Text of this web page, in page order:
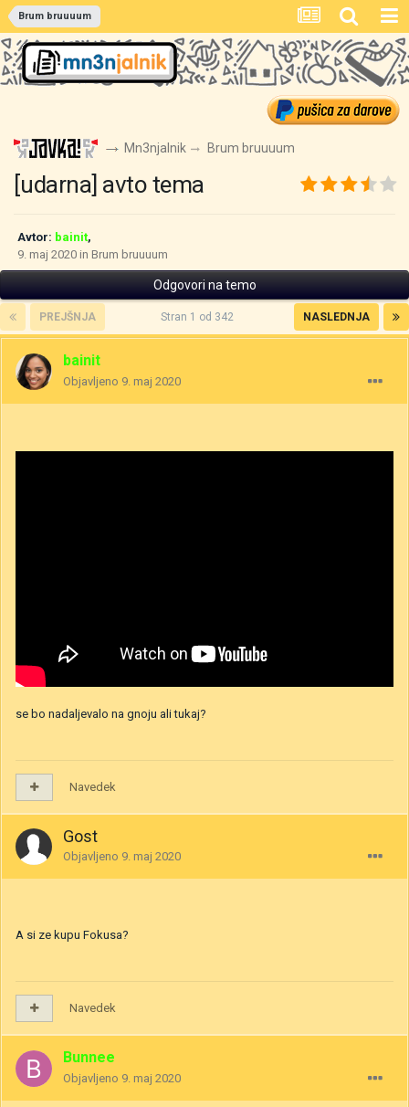
Brum bruuuum
Mn3njalnik Brum bruuuum
[udarna] avto tema
Avtor: bainit,
9. maj 2020 in Brum bruuuum
Odgovori na temo
PREJŠNJA NASLEDNJA
Stran 1 od 342
bainit
Objavljeno 9. maj 2020
se bo nadaljevalo na gnoju ali tukaj?
Navedek
Gost
Objavljeno 9. maj 2020
A si ze kupu Fokusa?
Navedek
Bunnee
Objavljeno 9. maj 2020